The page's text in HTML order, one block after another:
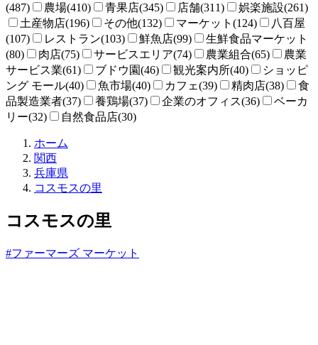
(487)
農場(410) 青果店(345) 店舗(311)
娯楽施設(261)
土産物店(196)
その他(132) マーケット(124)
八百屋
(107)
レストラン(103) 鮮魚店(99)
生鮮食品マーケット
(80)
肉店(75) サービスエリア(74) 農業組合(65)
農業
サービス業(61)
ブドウ園(46) 観光案内所(40)
ショッピ
ング モール(40)
魚市場(40) カフェ(39) 精肉店(38)
食
品製造業者(37)
養鶏場(37) 企業のオフィス(36)
ベーカ
リー(32)
自然食品店(30)
ホーム
ね
と
関西
兵庫県
コスモスの里
コスモスの里
#ファーマーズ マーケット